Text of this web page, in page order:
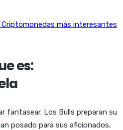
más interesantes
es:
fantasear. Los Bulls preparan su
posado para sus aficionados,